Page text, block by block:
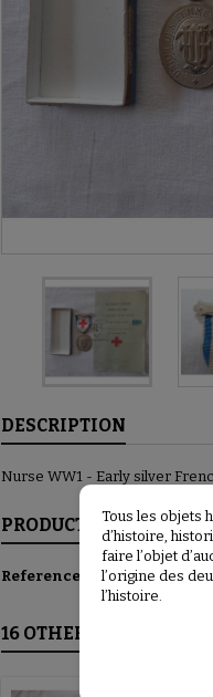
DESCRIPTION
Nurse WW1 - Early silver
PRODUCT DETAILS
Reference F1E398
16 OTHER PRODUCTS
Tous les objets
d’histoire,
faire l’objet
l’origine des
l’histoire.